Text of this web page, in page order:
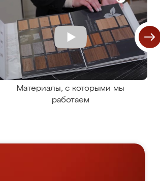
Материалы, с которыми мы
работаем